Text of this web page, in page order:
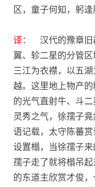
区，童子何知，躬逢
译： 汉代的豫章旧
翼、轸二星的分管
三江为衣襟，以五
越。这里地上物产
的光气直射牛、斗
灵秀之气，徐孺子
语记载，太守陈蕃
设置榻，当徐孺子
孺子走了就将榻吊
的东道主欣赏才俊